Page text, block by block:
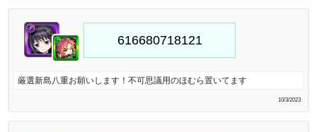
厳選新島八重お願いします！不可思議用のほむら置いてます
10/3/2023